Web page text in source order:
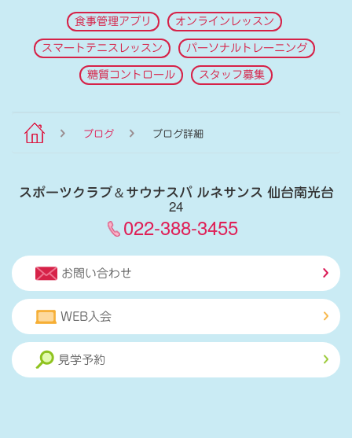
食事管理アプリ オンラインレッスン
スマートテニスレッスン パーソナルトレーニング
糖質コントロール スタッフ募集
ブログ ブログ詳細
スポーツクラブ＆サウナスパ ルネサンス 仙台南光台
24
022-388-3455
お問い合わせ
WEB入会
見学予約